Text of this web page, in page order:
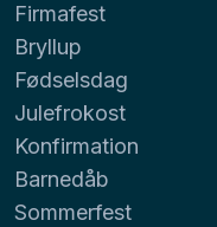
Firmafest
Bryllup
Fødselsdag
Julefrokost
Konfirmation
Barnedåb
Sommerfest